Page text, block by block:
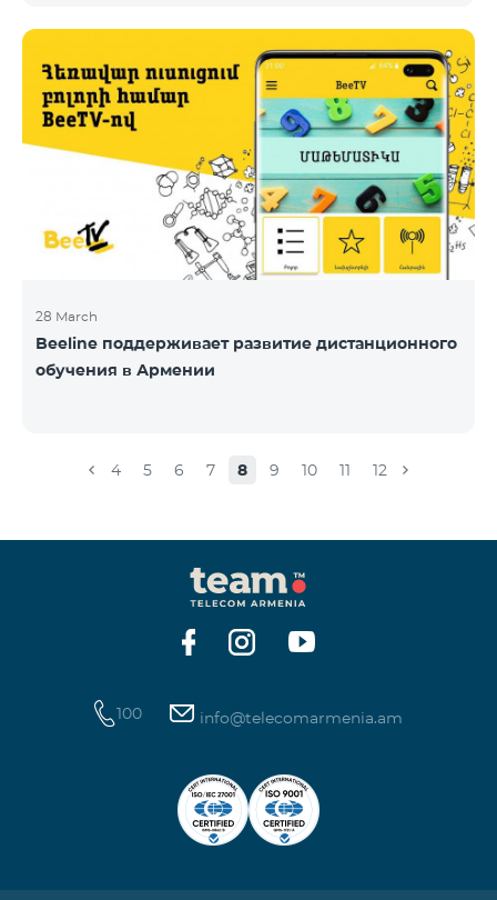
28 March
Beeline поддерживает развитие дистанционного
обучения в Армении
4 5 6 7 8 9 10 11 12
100 info@telecomarmenia.am